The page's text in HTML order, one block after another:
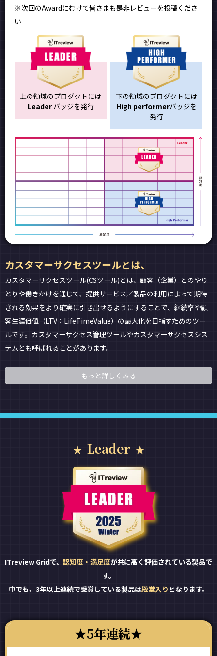
※次回のAwardにむけて皆さまも是非レビューを投稿くださ
い
上の領域のプロダクトには
Leaderバッジを発行
下の領域のプロダクトには
High performerバッジを
発行
カスタマーサクセスツールとは、
カスタマーサクセスツール(CSツール)とは、顧客（企業）とのやり
とりや働きかけを通じて、提供サービス／製品の利用によって期待
される効果をより確実に引き出せるようにすることで、継続率や顧
客生涯価値（LTV：LifeTimeValue）の最大化を目指すためのツー
ルです。カスタマーサクセス管理ツールやカスタマーサクセスシス
テムとも呼ばれることがあります。
もっと詳しくみる
Leader
ITreview Gridで、 認知度・満足度が共に高く評価されている製品で
す。
中でも、3年以上連続で受賞している製品は殿堂入り となります。
5年連続